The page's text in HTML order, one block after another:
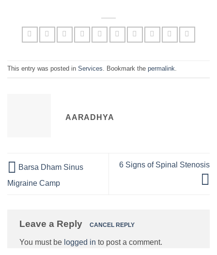
This entry was posted in Services. Bookmark the permalink.
AARADHYA
Barsa Dham Sinus
Migraine Camp
6 Signs of Spinal Stenosis
Leave a Reply CANCEL REPLY
You must be logged in to post a comment.